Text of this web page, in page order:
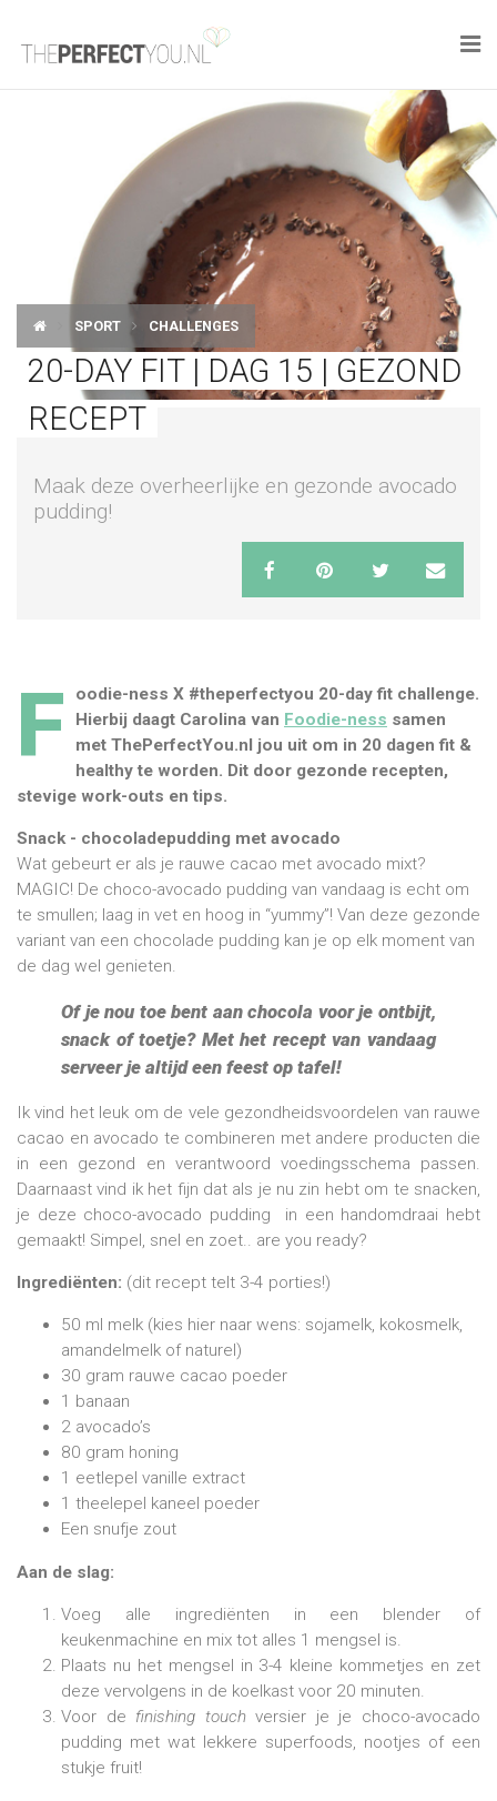

DROOM HOME
STYLE
BUSINESS
WELL TRAVELED
SPORT CHALLENGES
20-DAY FIT | DAG 15 | GEZOND
RECEPT
Maak deze overheerlijke en gezonde avocado
pudding!
F
oodie-ness X ‪#‎theperfectyou‬ 20-day fit challenge.
Hierbij daagt Carolina van Foodie-ness samen
met ThePerfectYou.nl jou uit om in 20 dagen fit &
healthy te worden. Dit door gezonde recepten,
stevige work-outs en tips.
Snack - chocoladepudding met avocado
Wat gebeurt er als je rauwe cacao met avocado mixt?
MAGIC! De choco-avocado pudding van vandaag is echt om
te smullen; laag in vet en hoog in “yummy”! Van deze gezonde
variant van een chocolade pudding kan je op elk moment van
de dag wel genieten.
Of je nou toe bent aan chocola voor je ontbijt,
snack of toetje? Met het recept van vandaag
serveer je altijd een feest op tafel!
Ik vind het leuk om de vele gezondheidsvoordelen van rauwe
cacao en avocado te combineren met andere producten die
in een gezond en verantwoord voedingsschema passen.
Daarnaast vind ik het fijn dat als je nu zin hebt om te snacken,
je deze choco-avocado pudding
in een handomdraai hebt
gemaakt! Simpel, snel en zoet.. are you ready?
Ingrediënten: (dit recept telt 3-4 porties!)
50 ml melk (kies hier naar wens: sojamelk, kokosmelk,
amandelmelk of naturel)
30 gram rauwe cacao poeder
1 banaan
2 avocado’s
80 gram honing
1 eetlepel vanille extract
1 theelepel kaneel poeder
Een snufje zout
Aan de slag:
Voeg alle ingrediënten in een blender of
keukenmachine en mix tot alles 1 mengsel is.
Plaats nu het mengsel in 3-4 kleine kommetjes en zet
deze vervolgens in de koelkast voor 20 minuten.
Voor de finishing touchversier je je choco-avocado
pudding met wat lekkere superfoods, nootjes of een
stukje fruit!